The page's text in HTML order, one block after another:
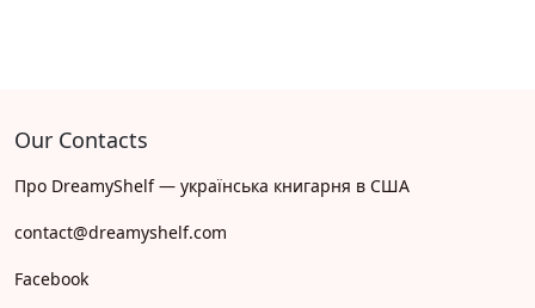
Our Contacts
Про DreamyShelf — українська книгарня в США
contact@dreamyshelf.com
Facebook